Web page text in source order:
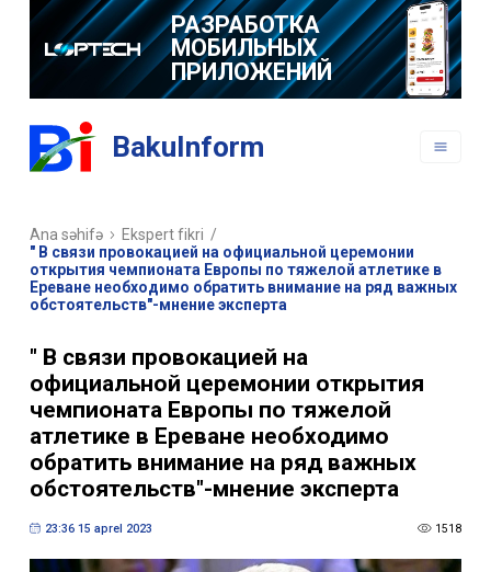
РАЗРАБОТКА
МОБИЛЬНЫХ
ПРИЛОЖЕНИЙ
BakuInform
Ana səhifə Ekspert fikri /
" В связи провокацией на официальной церемонии
открытия чемпионата Европы по тяжелой атлетике в
Ереване необходимо обратить внимание на ряд важных
обстоятельств"-мнение эксперта
" В связи провокацией на
официальной церемонии открытия
чемпионата Европы по тяжелой
атлетике в Ереване необходимо
обратить внимание на ряд важных
обстоятельств"-мнение эксперта
23:36 15 aprel 2023 1518